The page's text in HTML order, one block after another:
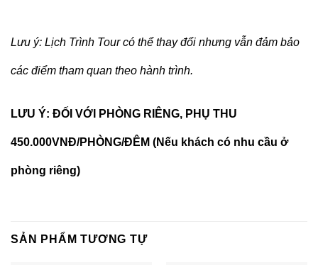
Lưu ý: Lịch Trình Tour có thể thay đổi nhưng vẫn đảm bảo
các điểm tham quan theo hành trình.
LƯU Ý: ĐỐI VỚI PHÒNG RIÊNG, PHỤ THU
450.000VNĐ/PHÒNG/ĐÊM (Nếu khách có nhu cầu ở
phòng riêng)
SẢN PHẨM TƯƠNG TỰ